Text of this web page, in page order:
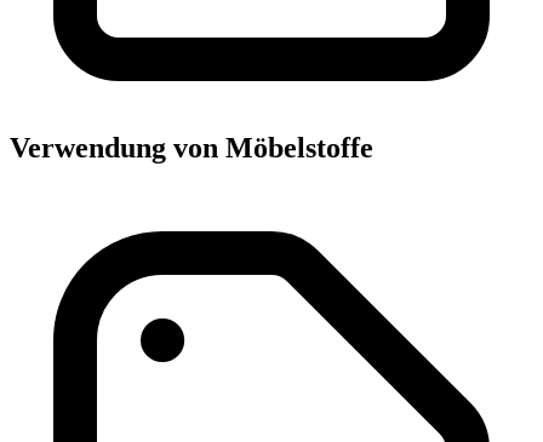
Verwendung von Möbelstoffe